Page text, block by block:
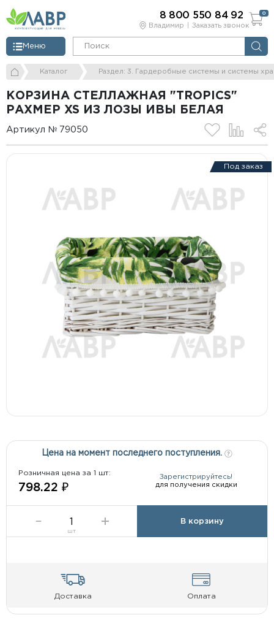
Владимир Заказать звонок
Меню
8 800 550 84 92 0
Каталог Раздел: 3. Гардеробные системы и системы
КОРЗИНА СТЕЛЛАЖНАЯ "TROPICS"
РАХМЕР XS ИЗ ЛОЗЫ ИВЫ БЕЛАЯ
Артикул № 79050
Под заказ
Цена на момент последнего поступления.
Розничная цена за 1 шт:
798.22 ₽
Зарегистрируйтесь!
для получения скидки
шт
В корзину
Доставка Оплата